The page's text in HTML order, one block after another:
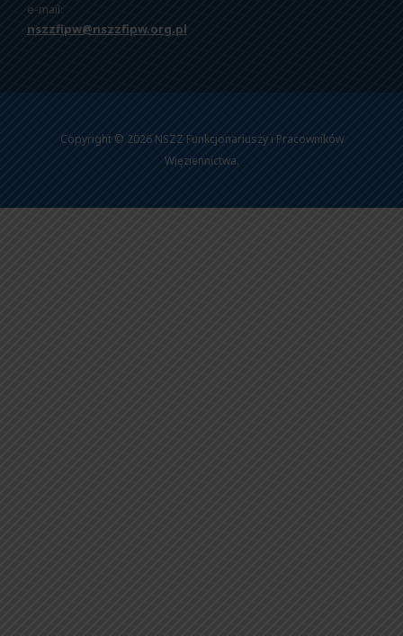
e-mail:
nszzfipw@nszzfipw.org.pl
Copyright © 2026 NSZZ Funkcjonariuszy i Pracowników
Więziennictwa.